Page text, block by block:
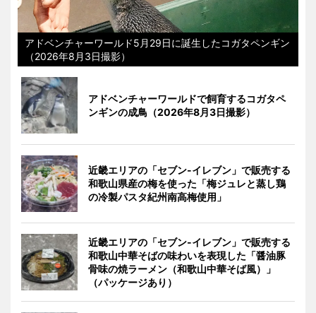
アドベンチャーワールド5月29日に誕生したコガタペンギン
（2026年8月3日撮影）
アドベンチャーワールドで飼育するコガタペ
ンギンの成鳥（2026年8月3日撮影）
近畿エリアの「セブン-イレブン」で販売する
和歌山県産の梅を使った「梅ジュレと蒸し鶏
の冷製パスタ紀州南高梅使用」
近畿エリアの「セブン-イレブン」で販売する
和歌山中華そばの味わいを表現した「醤油豚
骨味の焼ラーメン（和歌山中華そば風）」
（パッケージあり）